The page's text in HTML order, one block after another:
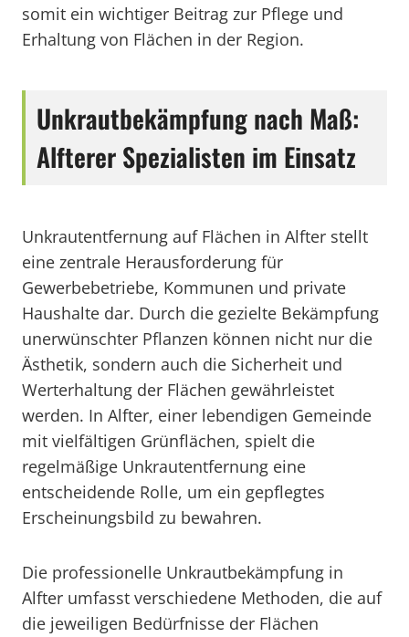
somit ein wichtiger Beitrag zur Pflege und
Erhaltung von Flächen in der Region.
Unkrautbekämpfung nach Maß:
Alfterer Spezialisten im Einsatz
Unkrautentfernung auf Flächen in Alfter stellt
eine zentrale Herausforderung für
Gewerbebetriebe, Kommunen und private
Haushalte dar. Durch die gezielte Bekämpfung
unerwünschter Pflanzen können nicht nur die
Ästhetik, sondern auch die Sicherheit und
Werterhaltung der Flächen gewährleistet
werden. In Alfter, einer lebendigen Gemeinde
mit vielfältigen Grünflächen, spielt die
regelmäßige Unkrautentfernung eine
entscheidende Rolle, um ein gepflegtes
Erscheinungsbild zu bewahren.
Die professionelle Unkrautbekämpfung in
Alfter umfasst verschiedene Methoden, die auf
die jeweiligen Bedürfnisse der Flächen